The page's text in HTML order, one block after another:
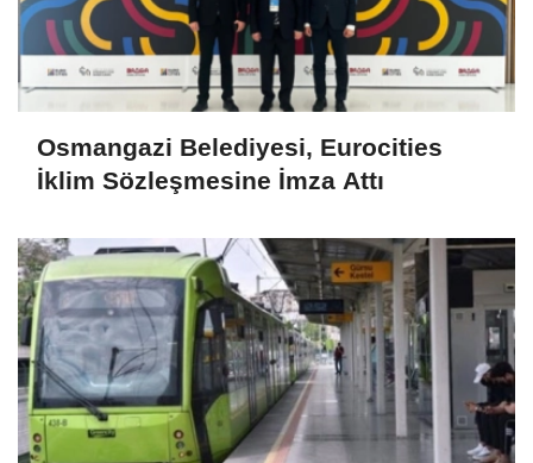
Osmangazi Belediyesi, Eurocities
İklim Sözleşmesine İmza Attı